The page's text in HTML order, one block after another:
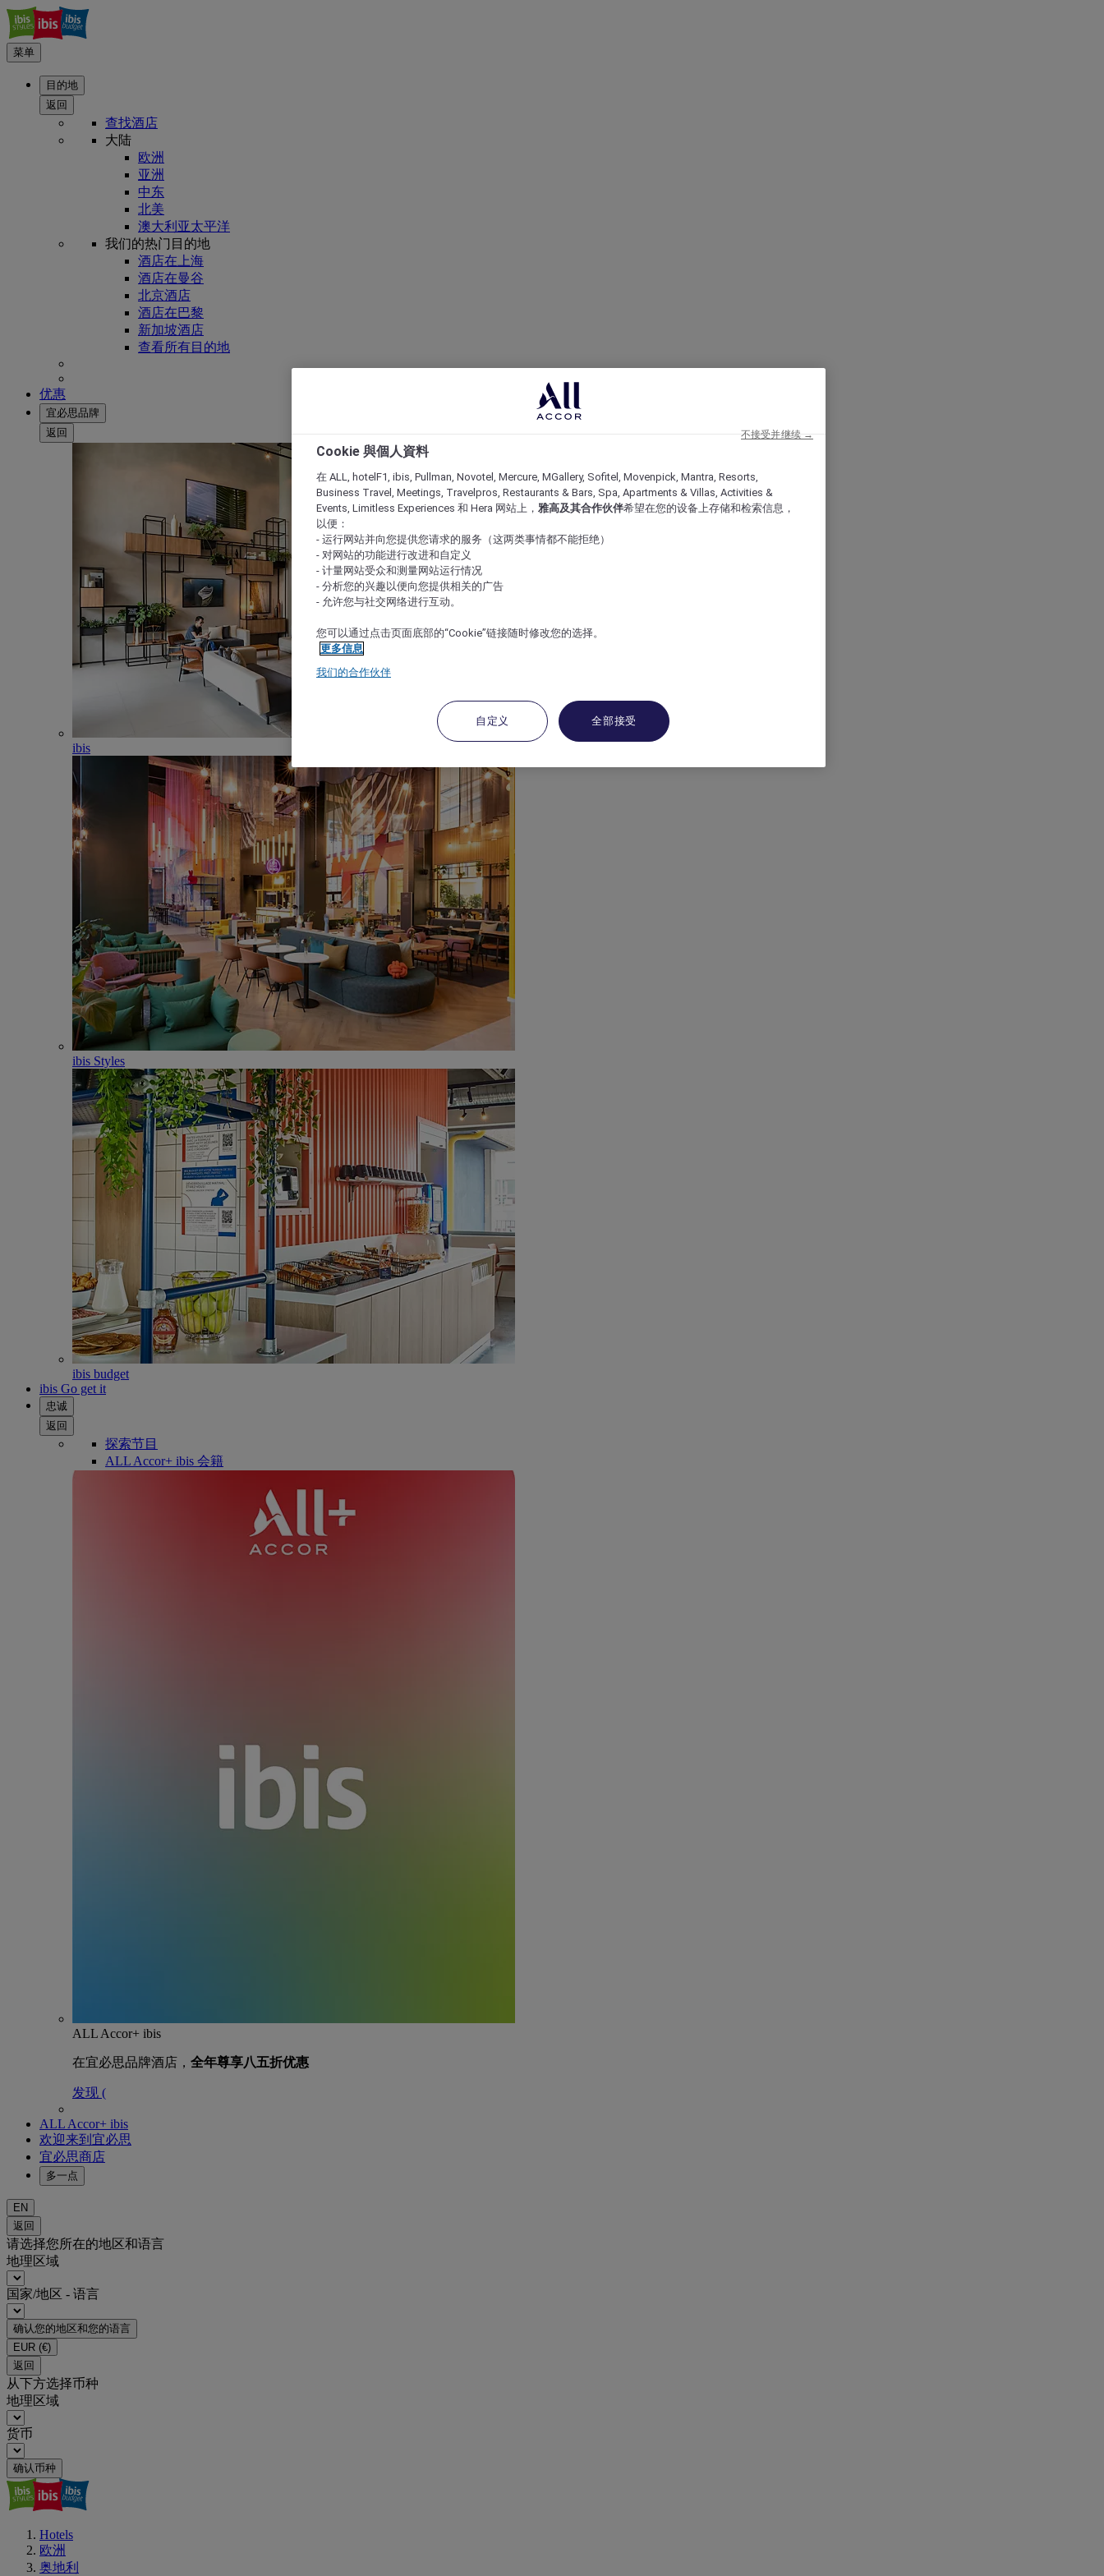
菜单
目的地
返回
查找酒店
大陆
欧洲
亚洲
中东
北美
澳大利亚太平洋
我们的热门目的地
酒店在上海
酒店在曼谷
北京酒店
酒店在巴黎
新加坡酒店
查看所有目的地
优惠
宜必思品牌
返回
ibis
ibis Styles
ibis budget
ibis Go get it
忠诚
返回
探索节目
ALL Accor+ ibis 会籍
ALL Accor+ ibis
在宜必思品牌酒店， 全年尊享八五折优惠
发现 (
ALL Accor+ ibis
欢迎来到宜必思
宜必思商店
多一点
EN
返回
请选择您所在的地区和语言
地理区域
国家/地区 - 语言
确认您的地区和您的语言
EUR (€)
返回
从下方选择币种
地理区域
货币
确认币种
Hotels
欧洲
奥地利
Cookie 與個人資料
在 ALL, hotelF1, ibis, Pullman, Novotel, Mercure, MGallery, Sofitel, Movenpick, Mantra, Resorts,
Business Travel, Meetings, Travelpros, Restaurants & Bars, Spa, Apartments & Villas, Activities &
Events, Limitless Experiences 和 Hera 网站上， 雅高及其合作伙伴希望在您的设备上存储和检索信息，
以便：
- 运行网站并向您提供您请求的服务（这两类事情都不能拒绝）
- 对网站的功能进行改进和自定义
- 计量网站受众和测量网站运行情况
- 分析您的兴趣以便向您提供相关的广告
- 允许您与社交网络进行互动。
您可以通过点击页面底部的“Cookie”链接随时修改您的选择。
更多信息
我们的合作伙伴
自定义 全部接受
不接受并继续 →